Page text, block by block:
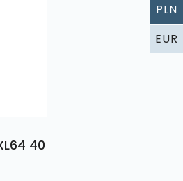
40
PLN
EUR